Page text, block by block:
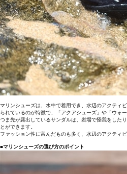
マリンシューズは、水中で着用でき、水辺のアクティ
られているのが特徴で、「アクアシューズ」や「ウォ
つま先が露出しているサンダルは、岩場で怪我をした
とができます。
ファッション性に富んだものも多く、水辺のアクティ
■マリンシューズの選び方のポイント